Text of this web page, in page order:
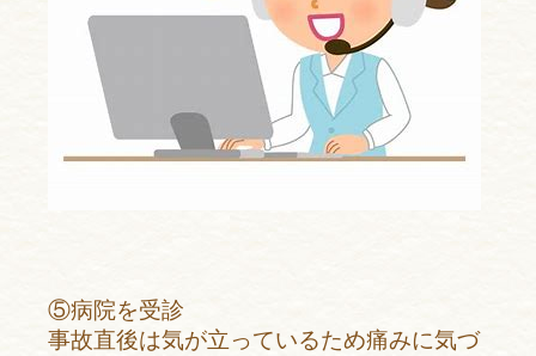
⑤病院を受診
事故直後は気が立っているため痛みに気づ